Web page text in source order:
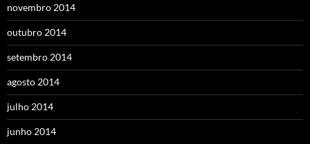
novembro 2014
outubro 2014
setembro 2014
agosto 2014
julho 2014
junho 2014